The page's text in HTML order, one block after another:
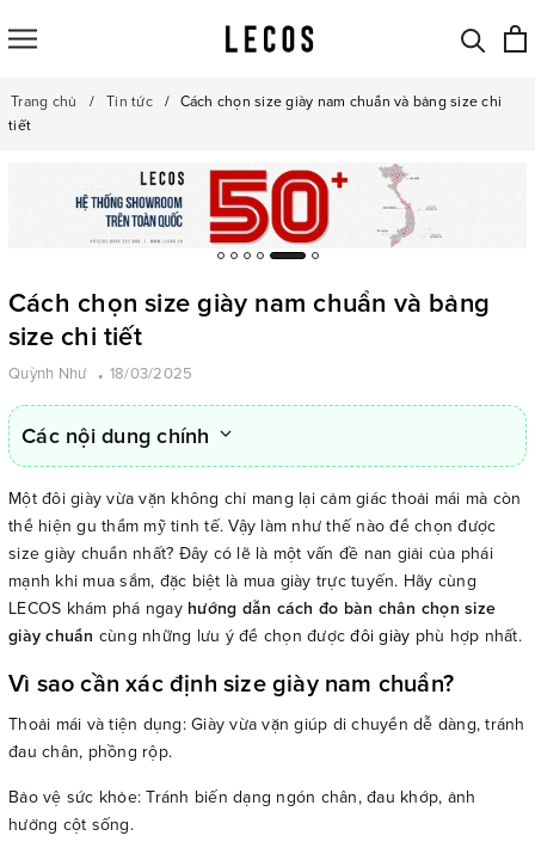
Trang chủ Tin tức
Cách chọn size giày nam chuẩn và bảng size chi
tiết
Cách chọn size giày nam chuẩn và bảng
size chi tiết
Quỳnh Như 18/03/2025
Các nội dung chính
Một đôi giày vừa vặn không chỉ mang lại cảm giác thoải mái mà còn
thể hiện gu thẩm mỹ tinh tế. Vậy làm như thế nào để chọn được
size giày chuẩn nhất? Đây có lẽ là một vấn đề nan giải của phái
mạnh khi mua sắm, đặc biệt là mua giày trực tuyến. Hãy cùng
LECOS khám phá ngay hướng dẫn cách đo bàn chân chọn size
giày chuẩn cùng những lưu ý để chọn đượcđôi giày phù hợp nhất.
Vì sao cần xác định size giày nam chuẩn?
Thoải mái và tiện dụng: Giày vừa vặn giúp di chuyển dễ dàng, tránh
đau chân, phồng rộp.
Bảo vệ sức khỏe: Tránh biến dạng ngón chân, đau khớp, ảnh
hưởng cột sống.